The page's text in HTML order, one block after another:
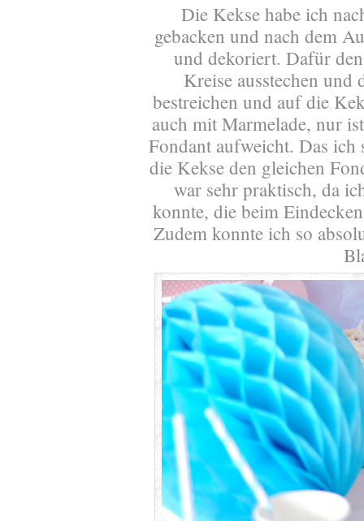
Die Kekse habe ich
gebacken und nach dem
und dekoriert. Dafür
Kreise ausstechen und
bestreichen und auf die
auch mit Marmelade, nur
Fondant aufweicht. Das
die Kekse den gleichen
war sehr praktisch, da
konnte, die beim
Zudem konnte ich so